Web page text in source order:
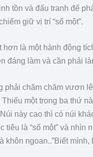
tồn và đấu tranh để
giữ vị trí “số một”.
là một hành động
đáng làm và cần phải
chăm chăm vươn
một trong ba thứ
này cao thì có núi
tiêu là “số một” và
ngoan..”Biết mình,